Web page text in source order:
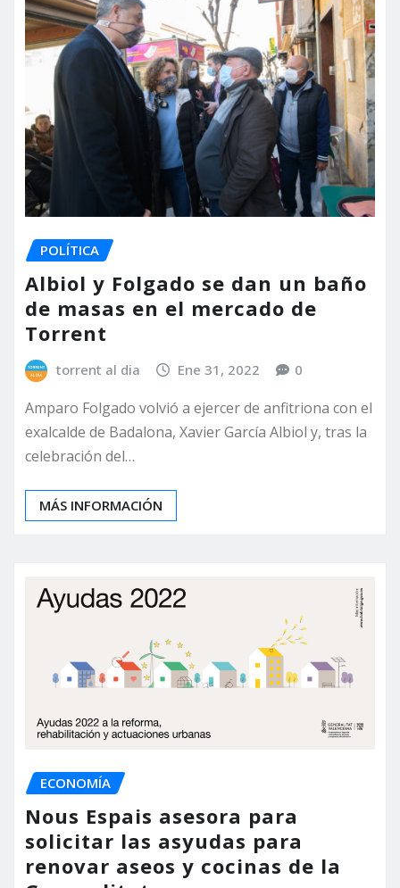
POLÍTICA
Albiol y Folgado se dan un baño
de masas en el mercado de
Torrent
torrent al dia Ene 31, 2022 0
Amparo Folgado volvió a ejercer de anfitriona con el
exalcalde de Badalona, Xavier García Albiol y, tras la
celebración del…
MÁS INFORMACIÓN
ECONOMÍA
Nous Espais asesora para
solicitar las asyudas para
renovar aseos y cocinas de la